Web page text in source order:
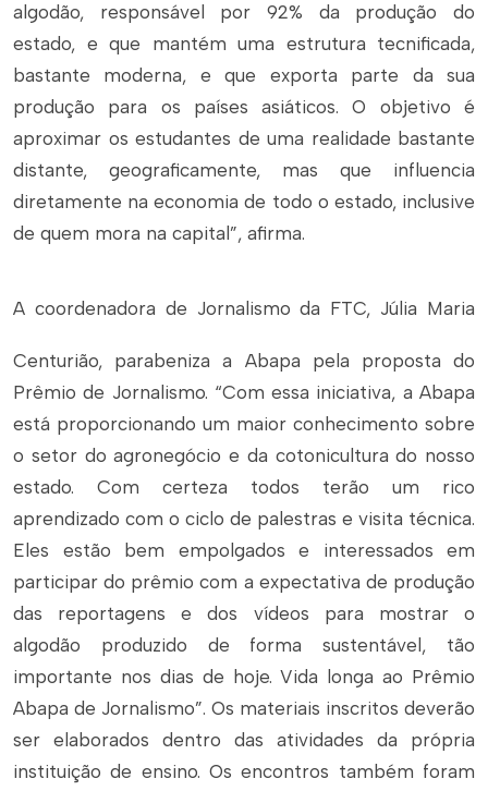
algodão, responsável por 92% da produção do
estado, e que mantém uma estrutura tecnificada,
bastante moderna, e que exporta parte da sua
produção para os países asiáticos. O objetivo é
aproximar os estudantes de uma realidade bastante
distante, geograficamente, mas que influencia
diretamente na economia de todo o estado, inclusive
de quem mora na capital”, afirma.
A coordenadora de Jornalismo da FTC, Júlia Maria
Centurião, parabeniza a Abapa pela proposta do
Prêmio de Jornalismo. “Com essa iniciativa, a Abapa
está proporcionando um maior conhecimento sobre
o setor do agronegócio e da cotonicultura do nosso
estado. Com certeza todos terão um rico
aprendizado com o ciclo de palestras e visita técnica.
Eles estão bem empolgados e interessados em
participar do prêmio com a expectativa de produção
das reportagens e dos vídeos para mostrar o
algodão produzido de forma sustentável, tão
importante nos dias de hoje. Vida longa ao Prêmio
Abapa de Jornalismo”. Os materiais inscritos deverão
ser elaborados dentro das atividades da própria
instituição de ensino. Os encontros também foram